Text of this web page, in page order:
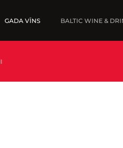
GADA VĪNS BALTIC WINE &